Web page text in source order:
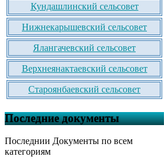
Кундашлинский сельсовет
Нижнекарышевский сельсовет
Ялангачевский сельсовет
Верхнеянактаевский сельсовет
Староянбаевский сельсовет
Последние документы
Последнии Документы по всем
категориям